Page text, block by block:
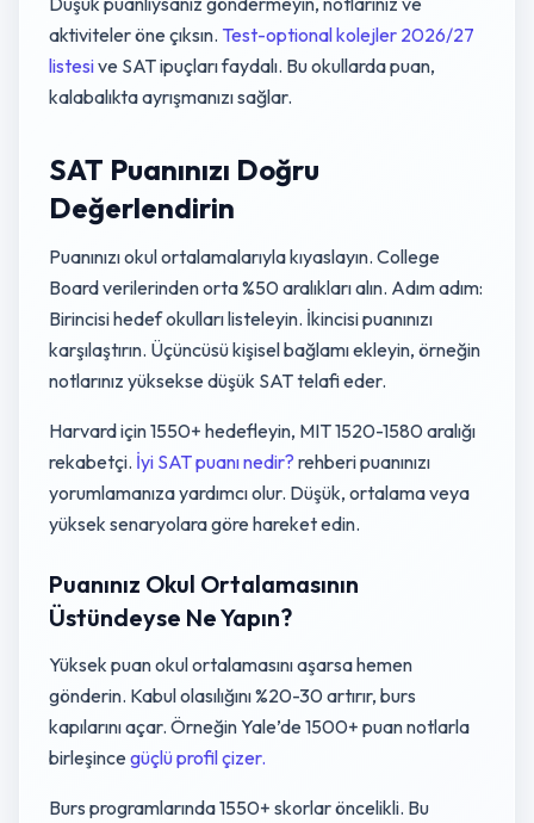
aktiviteler öne çıksın. Test-optional kolejler 2026/27
listesive SAT ipuçları faydalı. Bu okullarda puan,
kalabalıkta ayrışmanızı sağlar.
SAT Puanınızı Doğru
Değerlendirin
Puanınızı okul ortalamalarıyla kıyaslayın. College
Board verilerinden orta %50 aralıkları alın. Adım adım:
Birincisi hedef okulları listeleyin. İkincisi puanınızı
karşılaştırın. Üçüncüsü kişisel bağlamı ekleyin, örneğin
notlarınız yüksekse düşük SAT telafi eder.
Harvard için 1550+ hedefleyin, MIT 1520-1580 aralığı
rekabetçi. İyi SAT puanı nedir? rehberi puanınızı
yorumlamanıza yardımcı olur. Düşük, ortalama veya
yüksek senaryolara göre hareket edin.
Puanınız Okul Ortalamasının
Üstündeyse Ne Yapın?
Yüksek puan okul ortalamasını aşarsa hemen
gönderin. Kabul olasılığını %20-30 artırır, burs
kapılarını açar. Örneğin Yale’de 1500+ puan notlarla
birleşincegüçlü profil çizer.
Burs programlarında 1550+ skorlar öncelikli. Bu